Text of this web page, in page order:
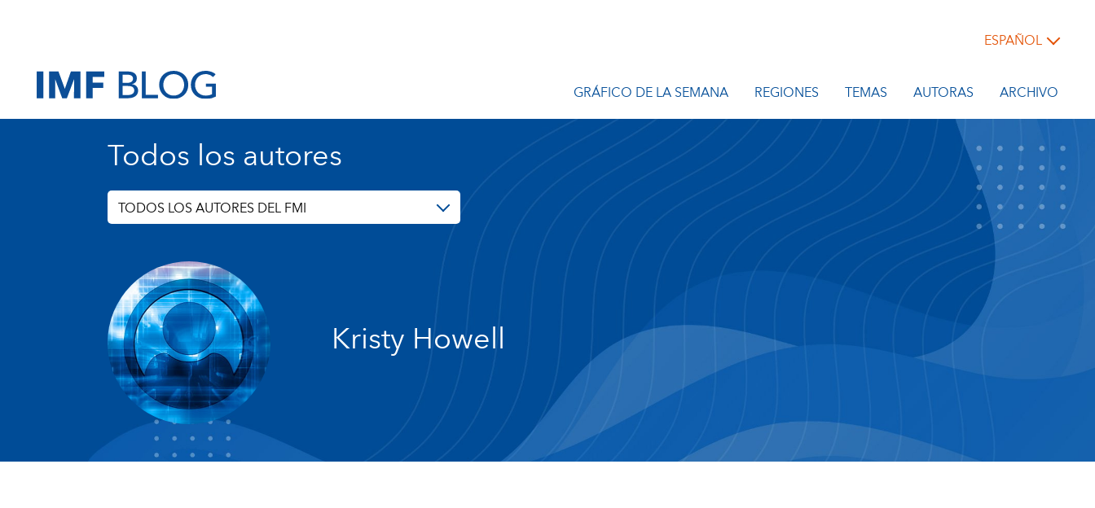
ESPAÑOL
GRÁFICO DE LA SEMANA REGIONES TEMAS AUTORAS ARCHIVO
Todos los autores
TODOS LOS AUTORES DEL FMI
Kristy Howell